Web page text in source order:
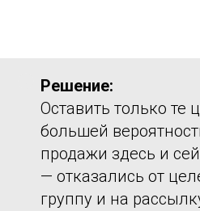
Решение:
Оставить только те
большей
продажи здесь и
— отказались от
группу и на